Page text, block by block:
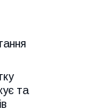
та